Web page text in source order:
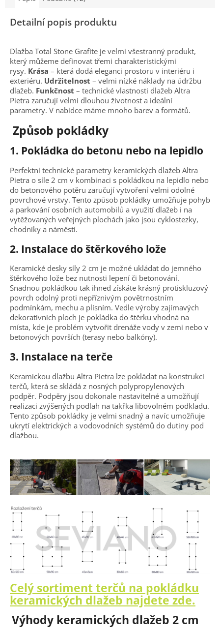
Detailní popis produktu
Dlažba Total Stone Grafite je velmi všestranný produkt,
který můžeme definovat třemi charakteristickými
rysy. Krása – která dodá eleganci prostoru v interiéru i
exteriéru. Udržitelnost – velmi nízké náklady na údržbu
dlažeb. Funkčnost – technické vlastnosti dlažeb Altra
Pietra zaručují velmi dlouhou životnost a ideální
parametry. V nabídce máme mnoho barev a formátů.
Způsob pokládky
1. Pokládka do betonu nebo na lepidlo
Perfektní technické parametry keramických dlažeb Altra
Pietra o síle 2 cm v kombinaci s pokládkou na lepidlo nebo
do betonového potěru zaručují vytvoření velmi odolné
povrchové vrstvy. Tento způsob pokládky umožňuje pohyb
a parkování osobních automobilů a využití dlažeb i na
vytěžovaných veřejných plochách jako jsou cyklostezky,
chodníky a náměstí.
2. Instalace do štěrkového lože
Keramické desky síly 2 cm je možné ukládat do jemného
štěrkového lože bez nutnosti lepení či betonování.
Snadnou pokládkou tak ihned získáte krásný protiskluzový
povrch odolný proti nepříznivým povětrnostním
podmínkám, mechu a plísním. Vedle výroby zajímavých
dekorativních ploch je pokládka do štěrku vhodná na
místa, kde je problém vytvořit drenáže vody v zemi nebo v
betonových površích (terasy nebo balkóny).
3. Instalace na terče
Keramickou dlažbu Altra Pietra lze pokládat na konstrukci
terčů, která se skládá z nosných polypropylenových
podpěr. Podpěry jsou dokonale nastavitelné a umožňují
realizaci zvýšených podlah na takřka libovolném podkladu.
Tento způsob pokládky je velmi snadný a navíc umožňuje
ukrytí elektrických a vodovodních systémů do dutiny pod
dlažbou.
Celý sortiment terčů na pokládku
keramických dlažeb najdete zde.
Výhody keramických dlažeb 2 cm